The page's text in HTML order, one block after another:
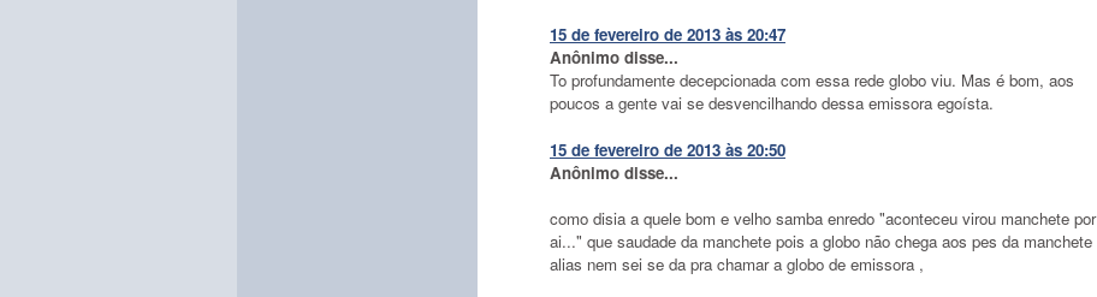
15 de fevereiro de 2013 às 20:47
Anônimo disse...
To profundamente decepcionada com essa rede globo viu. Mas é bom, aos
poucos a gente vai se desvencilhando dessa emissora egoísta.
15 de fevereiro de 2013 às 20:50
Anônimo disse...
como disia a quele bom e velho samba enredo "aconteceu virou manchete por
ai..." que saudade da manchete pois a globo não chega aos pes da manchete
alias nem sei se da pra chamar a globo de emissora ,